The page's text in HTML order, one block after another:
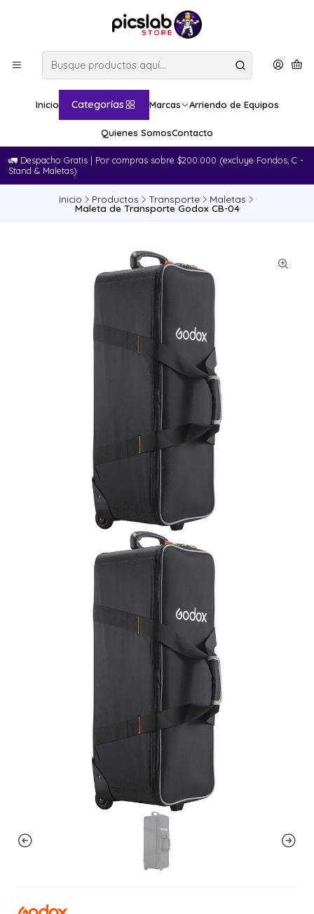
Inicio Categorías Marcas Arriendo de Equipos
Quienes SomosContacto
🚛​ Despacho Gratis | Por compras sobre $200.000 (excluye Fondos, C -
Stand & Maletas)
Inicio Productos Transporte Maletas
Maleta de Transporte Godox CB-04